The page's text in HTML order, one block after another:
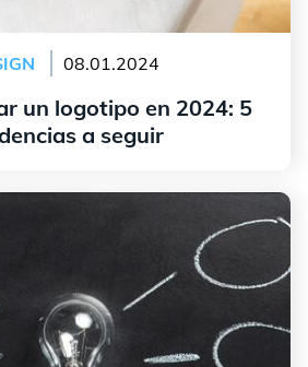
08.01.2024
un logotipo en 2024: 5
a seguir